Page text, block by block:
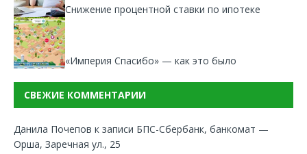
Снижение процентной ставки по ипотеке
«Империя Спасибо» — как это было
СВЕЖИЕ КОММЕНТАРИИ
Данила Почепов к записи БПС-Сбербанк, банкомат —
Орша, Заречная ул., 25